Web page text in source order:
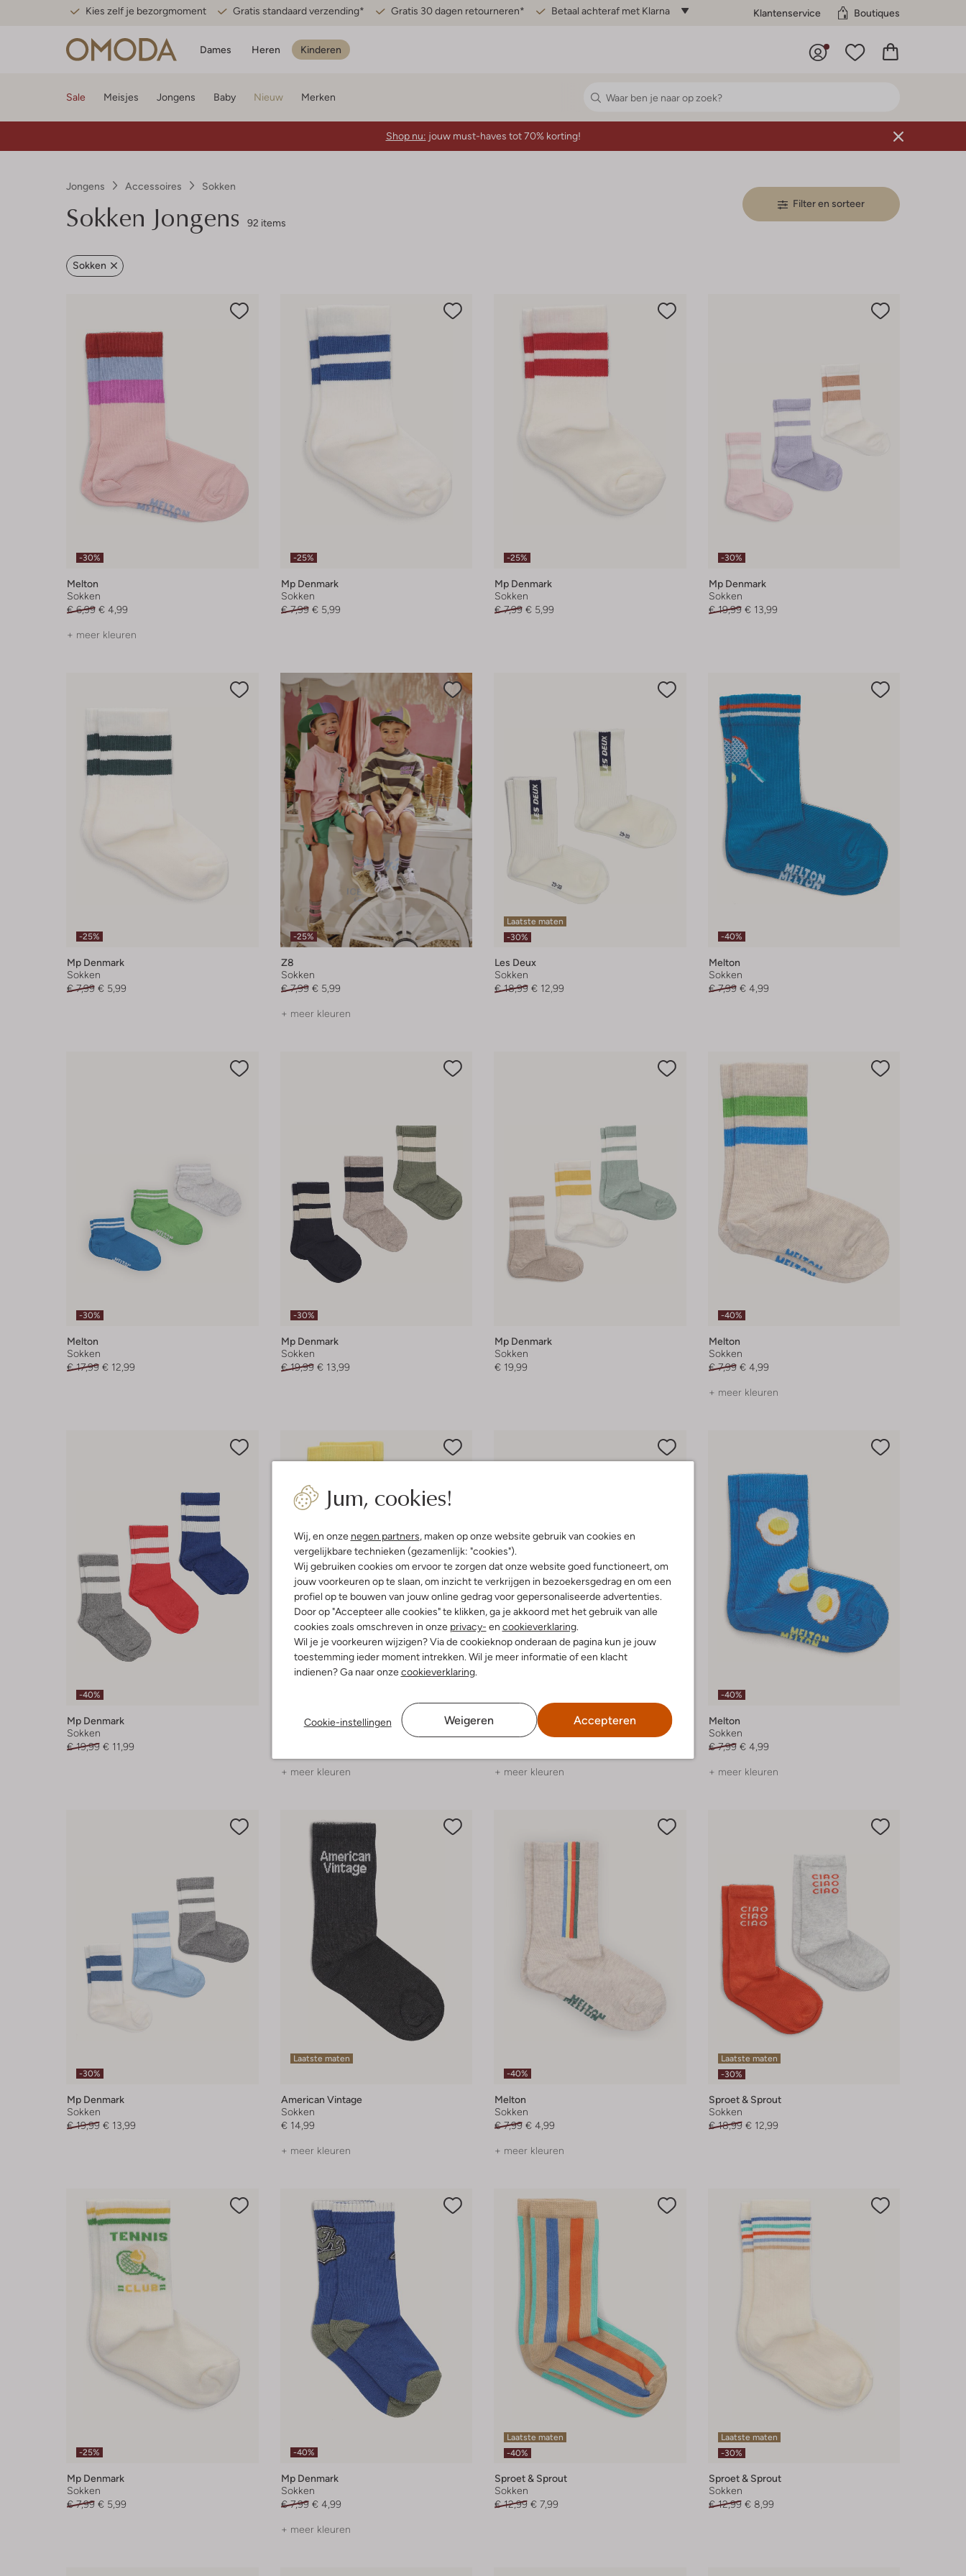
Kies zelf je bezorgmoment Gratis standaard verzending* Gratis 30 dagen retourneren* Betaal achteraf met Klarna Klantenservice Boutiques
Dames Heren Kinderen
Jum, cookies!
Wij, en onze negen partners, maken op onze website gebruik van cookies en
vergelijkbare technieken (gezamenlijk: "cookies").
Wij gebruiken cookies om ervoor te zorgen dat onze website goed functioneert, om
jouw voorkeuren op te slaan, om inzicht te verkrijgen in bezoekersgedrag en om een
profiel op te bouwen van jouw online gedrag voor gepersonaliseerde advertenties.
Door op "Accepteer alle cookies" te klikken, ga je akkoord met het gebruik van alle
cookies zoals omschreven in onze privacy- en cookieverklaring.
Wil je je voorkeuren wijzigen? Via de cookieknop onderaan de pagina kun je jouw
toestemming ieder moment intrekken. Wil je meer informatie of een klacht
indienen? Ga naar onzecookieverklaring.
Cookie-instellingen Weigeren Accepteren
Sale Meisjes Jongens Baby Nieuw Merken
Shop nu: jouw must-haves tot 70% korting!
Jongens Accessoires Sokken
Sokken Jongens 92 items
Filter en sorteer
Sokken
-30%
Melton
Sokken
€ 6,99 € 4,99
+ meer kleuren
-25%
Mp Denmark
Sokken
€ 7,99 € 5,99
-25%
Mp Denmark
Sokken
€ 7,99 € 5,99
-30%
Mp Denmark
Sokken
€ 19,99 € 13,99
-25%
Mp Denmark
Sokken
€ 7,99 € 5,99
-25%
Z8
Sokken
€ 7,99 € 5,99
+ meer kleuren
Laatste maten
-30%
Les Deux
Sokken
€ 18,99 € 12,99
-40%
Melton
Sokken
€ 7,99 € 4,99
-30%
Melton
Sokken
€ 17,99 € 12,99
-30%
Mp Denmark
Sokken
€ 19,99 € 13,99
Mp Denmark
Sokken
€ 19,99
-40%
Melton
Sokken
€ 7,99 € 4,99
+ meer kleuren
-40%
Mp Denmark
Sokken
€ 19,99 € 11,99
Melton
+ meer kleuren
Sokken
+ meer kleuren
-40%
Melton
Sokken
€ 7,99 € 4,99
+ meer kleuren
-30%
Mp Denmark
Sokken
€ 19,99 € 13,99
Laatste maten
American Vintage
Sokken
€ 14,99
+ meer kleuren
-40%
Melton
Sokken
€ 7,99 € 4,99
+ meer kleuren
Laatste maten
-30%
Sproet & Sprout
Sokken
€ 18,99 € 12,99
-25%
Mp Denmark
Sokken
€ 7,99 € 5,99
-40%
Mp Denmark
Sokken
€ 7,99 € 4,99
+ meer kleuren
Laatste maten
-40%
Sproet & Sprout
Sokken
€ 12,99 € 7,99
Laatste maten
-30%
Sproet & Sprout
Sokken
€ 12,99 € 8,99